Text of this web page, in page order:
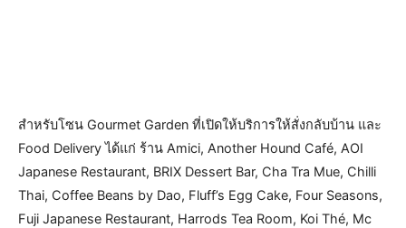
สำหรับโซน Gourmet Garden ที่เปิดให้บริการให้สั่งกลับบ้าน และ
Food Delivery ได้แก่ ร้าน Amici, Another Hound Café, AOI
Japanese Restaurant, BRIX Dessert Bar, Cha Tra Mue, Chilli
Thai, Coffee Beans by Dao, Fluff’s Egg Cake, Four Seasons,
Fuji Japanese Restaurant, Harrods Tea Room, Koi Thé, Mc